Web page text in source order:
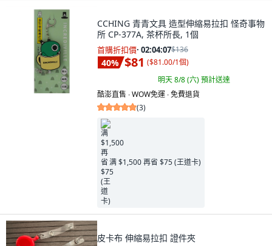
CCHING 青青文具 造型伸縮易拉扣 怪奇事物
所 CP-377A, 茶杯所長, 1個
首購折扣價· 02:04:05$136
40% $81 ($81.00/1個)
明天 8/8 (六)預計送達
酷澎直售 ∙ WOW免運 ∙ 免費退貨
(3)
满 $1,500 再省 $75 (王道卡)
皮卡布 伸縮易拉扣 證件夾